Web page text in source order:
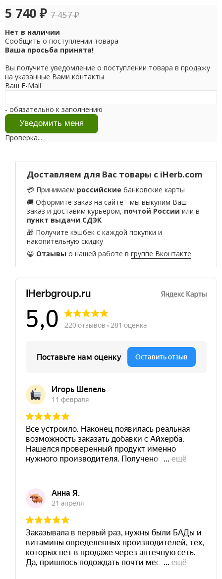
5 740 ₽ 7 457₽
Нет в наличии
Сообщить о поступлении товара
Ваша просьба принята!
Вы получите уведомление о поступлении товара в продажу
на указанные Вами контакты
Ваш E-Mail
- обязательно к заполнению
Проверка...
Доставляем для Вас товары с iHerb.com
💳 Принимаем российские банковские карты
🚚 Оформите заказ на сайте - мы выкупим Ваш
заказ и доставим курьером, почтой России или в
пункт выдачи СДЭК
🎁 Получите кэшбек с каждой покупки и
накопительную скидку
😀 Отзывы о нашей работе вгруппе Вконтакте